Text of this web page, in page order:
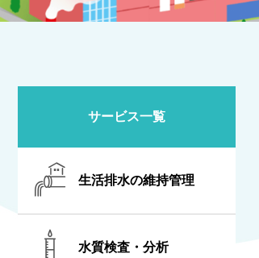
サービス一覧
生活排水の維持管理
水質検査・分析